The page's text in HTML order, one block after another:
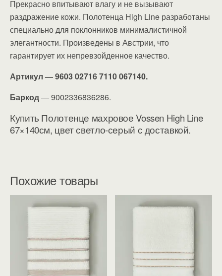
Прекрасно впитывают влагу и не вызывают
раздражение кожи. Полотенца High Line разработаны
специально для поклонников минималистичной
элегантности. Произведены в Австрии, что
гарантирует их непревзойденное качество.
Артикул — 9603 02716 7110 067140.
Баркод— 9002336836286.
Купить Полотенце махровое Vossen High Line
67×140см, цвет светло-серый с доставкой.
Похожие товары